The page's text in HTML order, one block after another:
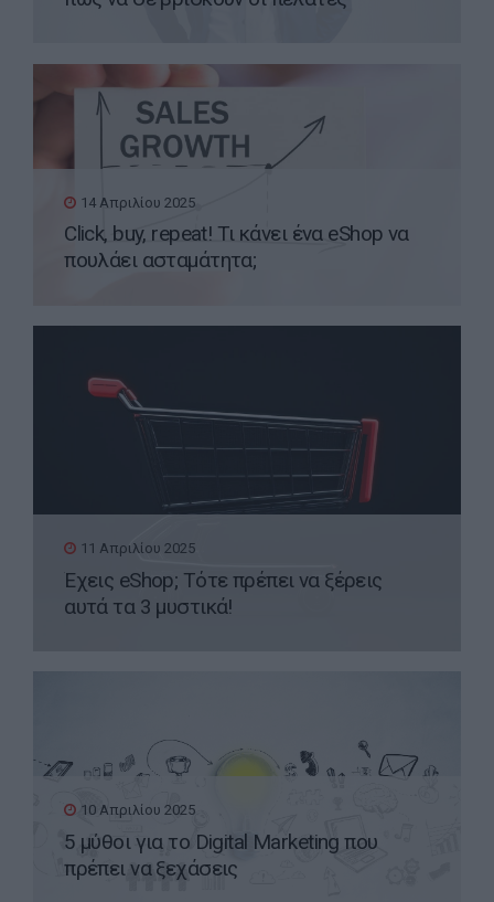
14 Απριλίου 2025
Click, buy, repeat! Τι κάνει ένα eShop να
πουλάει ασταμάτητα;
11 Απριλίου 2025
Έχεις eShop; Τότε πρέπει να ξέρεις
αυτά τα 3 μυστικά!
10 Απριλίου 2025
5 μύθοι για το Digital Marketing που
πρέπει να ξεχάσεις